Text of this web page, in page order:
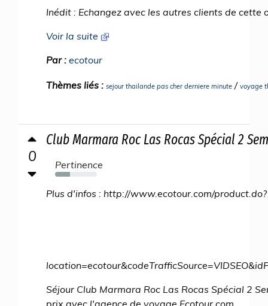
Inédit : Echangez avec les autres clients de cette
Voir la suite
Par : ecotour
Thèmes liés : sejour thailande pas cher derniere minute / voyage
0
Club Marmara Roc Las Rocas Spécial 2
Pertinence
36%
Plus d'infos : http://www.ecotour.com/product.do?
Séjour Club Marmara Roc Las Rocas Spécial 2
prix avec l'agence de voyage Ecotour.com.